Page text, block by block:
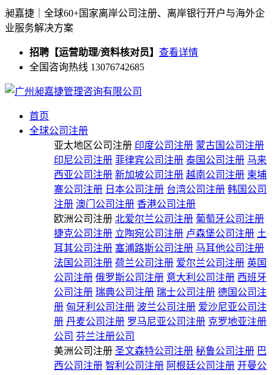
昶嘉捷｜全球60+国家离岸公司注册、离岸银行开户与海外企
业服务解决方案
招聘【运营助理/资料核对员】 查看详情
全国咨询热线 13076742685
首页
全球公司注册
亚太地区公司注册 印度公司注册 蒙古国公司注册
印尼公司注册 菲律宾公司注册 泰国公司注册 马来
西亚公司注册 新加坡公司注册 越南公司注册 柬埔
寨公司注册 日本公司注册 台湾公司注册 韩国公司
注册 澳门公司注册 香港公司注册
欧洲公司注册 北爱尔兰公司注册 葡萄牙公司注册
捷克公司注册 立陶宛公司注册 卢森堡公司注册 土
耳其公司注册 塞浦路斯公司注册 马耳他公司注册
法国公司注册 荷兰公司注册 爱尔兰公司注册 英国
公司注册 俄罗斯公司注册 意大利公司注册 西班牙
公司注册 瑞典公司注册 瑞士公司注册 德国公司注
册 匈牙利公司注册 波兰公司注册 爱沙尼亚公司注
册 丹麦公司注册 罗马尼亚公司注册 克罗地亚注册
公司 芬兰注册公司
美洲公司注册 圣文森特公司注册 秘鲁公司注册 巴
西公司注册 智利公司注册 阿根廷公司注册 开曼公